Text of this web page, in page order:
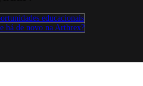
educacionais
há de novo na Arthrex?